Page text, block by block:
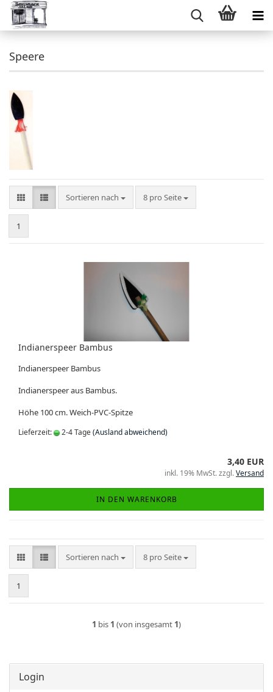
Speere
Sortieren nach
Sortieren nach 8 pro Seite
pro Seite
1
Indianerspeer Bambus
Indianerspeer Bambus
Indianerspeer aus Bambus.
Höhe 100 cm. Weich-PVC-Spitze
Lieferzeit: 2-4 Tage(Ausland abweichend)
3,40 EUR
inkl. 19% MwSt. zzgl.Versand
IN DEN WARENKORB
Sortieren nach
Sortieren nach 8 pro Seite
pro Seite
1
1 bis 1 (von insgesamt 1)
Login